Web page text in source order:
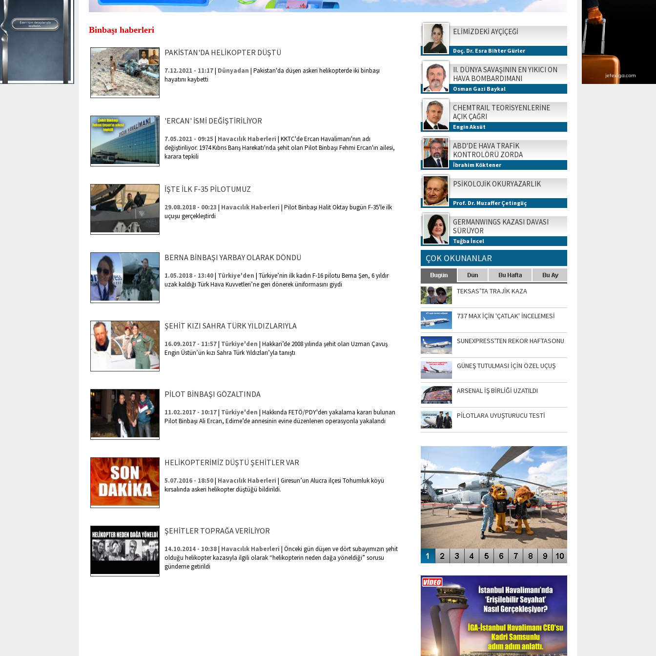
Binbaşı haberleri
PAKİSTAN'DA HELİKOPTER DÜŞTÜ
7.12.2021 - 11:17| Dünyadan | Pakistan'da düşen askeri helikopterde iki binbaşı
hayatını kaybetti
'ERCAN' İSMİ DEĞİŞTİRİLİYOR
7.05.2021 - 09:25 | Havacılık Haberleri | KKTC'de Ercan Havalimanı'nın adı
değiştiriliyor. 1974 Kıbrıs Barış Harekatı'nda şehit olan Pilot Binbaşı Fehmi Ercan'ın ailesi,
karara tepkili
İŞTE İLK F-35 PİLOTUMUZ
29.08.2018 - 00:23 | Havacılık Haberleri | Pilot Binbaşı Halit Oktay bugün F-35'le ilk
uçuşu gerçekleştirdi
BERNA BİNBAŞI YARBAY OLARAK DÖNDÜ
1.05.2018 - 13:40| Türkiye'den | Türkiye’nin ilk kadın F-16 pilotu Berna Şen, 6 yıldır
uzak kaldığı Türk Hava Kuvvetleri’ne geri dönerek üniformasını giydi
ŞEHİT KIZI SAHRA TÜRK YILDIZLARIYLA
16.09.2017 - 11:57| Türkiye'den | Hakkari’de 2008 yılında şehit olan Uzman Çavuş
Engin Üstün’ün kızı Sahra Türk Yıldızları’yla tanıştı
PİLOT BİNBAŞI GÖZALTINDA
11.02.2017 - 10:17| Türkiye'den | Hakkında FETÖ/PDY'den yakalama kararı bulunan
Pilot Binbaşı Ali Ercan, Edirne’de annesinin evine düzenlenen operasyonla yakalandı
HELİKOPTERİMİZ DÜŞTÜ ŞEHİTLER VAR
5.07.2016 - 18:50| Havacılık Haberleri | Giresun’un Alucra ilçesi Tohumluk köyü
kırsalında askeri helikopter düştüğü bildirildi.
ŞEHİTLER TOPRAĞA VERİLİYOR
14.10.2014 - 10:38| Havacılık Haberleri | Önceki gün düşen ve dört subayımızın şehit
olduğu helikopter kazasıyla ilgili olarak “helikopterin neden dağa yöneldiği” sorusu
gündeme getirildi
ELİMİZDEKİ AYÇİÇEĞİ
Doç. Dr. Esra Bihter Gürler
II. DÜNYA SAVAŞININ EN YIKICI ON
HAVA BOMBARDIMANI
Osman Gazi Baykal
CHEMTRAIL TEORİSYENLERİNE
AÇIK ÇAĞRI
Engin Aksüt
ABD'DE HAVA TRAFİK
KONTROLÖRÜ ZORDA
İbrahim Köktener
PSİKOLOJİK OKURYAZARLIK
Prof. Dr. Muzaffer Çetingüç
GERMANWINGS KAZASI DAVASI
SÜRÜYOR
Tuğba İncel
ÇOK OKUNANLAR
TEKSAS’TA TRAJİK KAZA
737 MAX İÇİN 'ÇATLAK' İNCELEMESİ
SUNEXPRESS'TEN REKOR HAFTASONU
GÜNEŞ TUTULMASI İÇİN ÖZEL UÇUŞ
ARSENAL İŞ BİRLİĞİ UZATILDI
PİLOTLARA UYUŞTURUCU TESTİ
SİNGAPUR AIRSHOW-2020
ENGELLERİN AŞILDIĞI HAVALİMANI